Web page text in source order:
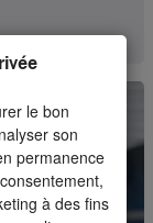
le bon
son
permanence
à des fins